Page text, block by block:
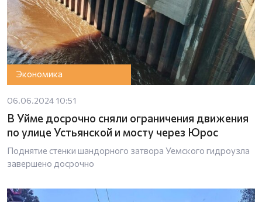
Экономика
06.06.2024 10:51
В Уйме досрочно сняли ограничения движения
по улице Устьянской и мосту через Юрос
Поднятие стенки шандорного затвора Уемского гидроузла
завершено досрочно